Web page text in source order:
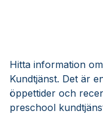
Hitta information
Kundtjänst. Det är
öppettider och
preschool